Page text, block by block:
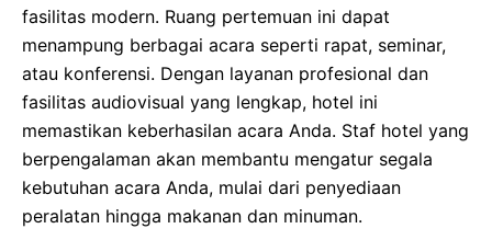
fasilitas modern. Ruang pertemuan ini dapat
menampung berbagai acara seperti rapat, seminar,
atau konferensi. Dengan layanan profesional dan
fasilitas audiovisual yang lengkap, hotel ini
memastikan keberhasilan acara Anda. Staf hotel yang
berpengalaman akan membantu mengatur segala
kebutuhan acara Anda, mulai dari penyediaan
peralatan hingga makanan dan minuman.